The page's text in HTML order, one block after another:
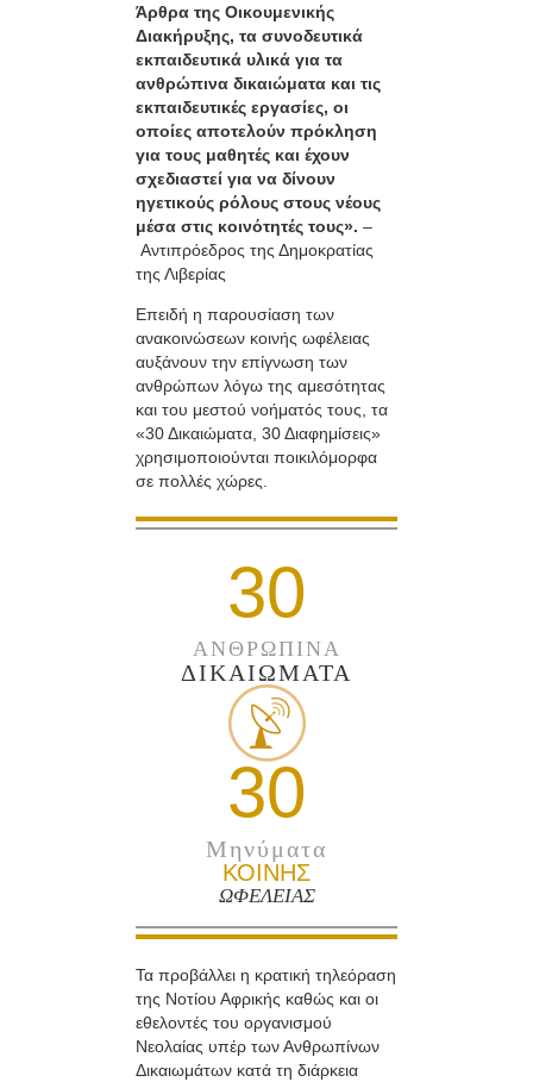
Άρθρα της Οικουμενικής
Διακήρυξης, τα συνοδευτικά
εκπαιδευτικά υλικά για τα
ανθρώπινα δικαιώματα και τις
εκπαιδευτικές εργασίες, οι
οποίες αποτελούν πρόκληση
για τους μαθητές και έχουν
σχεδιαστεί για να δίνουν
ηγετικούς ρόλους στους νέους
μέσα στις κοινότητές τους». –
Αντιπρόεδρος της Δημοκρατίας
της Λιβερίας
Επειδή η παρουσίαση των
ανακοινώσεων κοινής ωφέλειας
αυξάνουν την επίγνωση των
ανθρώπων λόγω της αμεσότητας
και του μεστού νοήματός τους, τα
«30 Δικαιώματα, 30 Διαφημίσεις»
χρησιμοποιούνται ποικιλόμορφα
σε πολλές χώρες.
30
ΑΝΘΡΩΠΙΝΑ
ΔΙΚΑΙΩΜΑΤΑ
30
Μηνύματα
ΚΟΙΝΗΣ
ΩΦΕΛΕΙΑΣ
Τα προβάλλει η κρατική τηλεόραση
της Νοτίου Αφρικής καθώς και οι
εθελοντές του οργανισμού
Νεολαίας υπέρ των Ανθρωπίνων
Δικαιωμάτων κατά τη διάρκεια